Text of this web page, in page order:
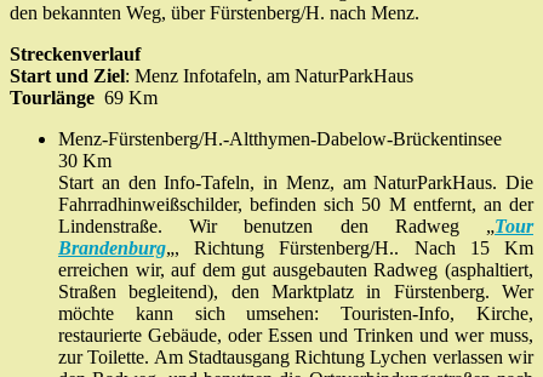
den bekannten Weg, über Fürstenberg/H. nach Menz.
Streckenverlauf
Start und Ziel: Menz Infotafeln, am NaturParkHaus
Tourlänge 69 Km
Menz-Fürstenberg/H.-Altthymen-Dabelow-Brückentinsee
30 Km
Start an den Info-Tafeln, in Menz, am NaturParkHaus. Die
Fahrradhinweißschilder, befinden sich 50 M entfernt, an der
Lindenstraße. Wir benutzen den Radweg „Tour
Brandenburg„, Richtung Fürstenberg/H.. Nach 15 Km
erreichen wir, auf dem gut ausgebauten Radweg (asphaltiert,
Straßen begleitend), den Marktplatz in Fürstenberg. Wer
möchte kann sich umsehen: Touristen-Info, Kirche,
restaurierte Gebäude, oder Essen und Trinken und wer muss,
zur Toilette. Am Stadtausgang Richtung Lychen verlassen wir